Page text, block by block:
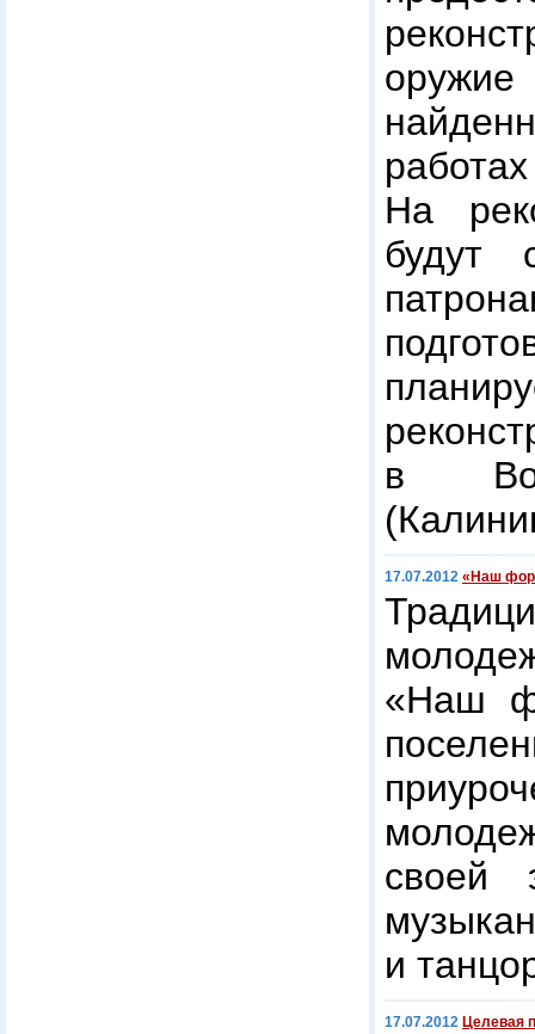
На
будут
в
17.07.2012 «Наш
«Наш
своей
и
17.07.2012 Целевая